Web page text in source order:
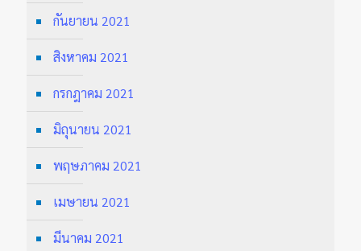
กันยายน 2021
สิงหาคม 2021
กรกฎาคม 2021
มิถุนายน 2021
พฤษภาคม 2021
เมษายน 2021
มีนาคม 2021